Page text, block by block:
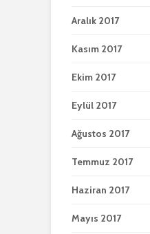
Aralık 2017
Kasım 2017
Ekim 2017
Eylül 2017
Ağustos 2017
Temmuz 2017
Haziran 2017
Mayıs 2017